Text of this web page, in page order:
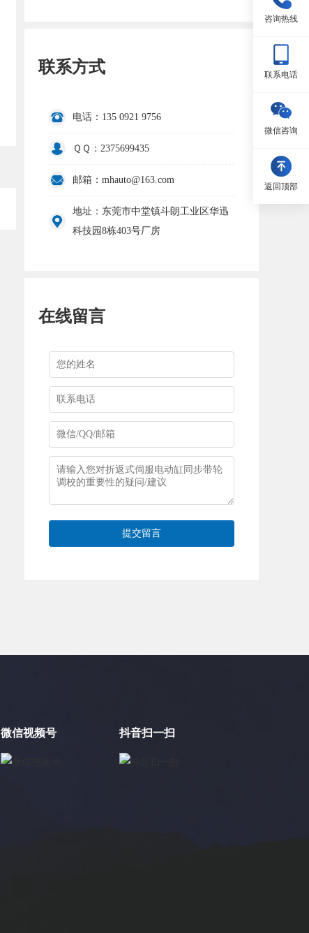
联系方式
电话：135 0921 9756
ＱＱ：2375699435
邮箱：mhauto@163.com
地址：东莞市中堂镇斗朗工业区华迅
科技园8栋403号厂房
在线留言
提交留言
微信视频号 抖音扫一扫
咨询热线
联系电话
微信咨询
返回顶部